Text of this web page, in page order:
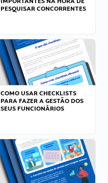
PESQUISAR CONCORRENTES
COMO USAR CHECKLISTS
PARA FAZER A GESTÃO DOS
SEUS FUNCIONÁRIOS